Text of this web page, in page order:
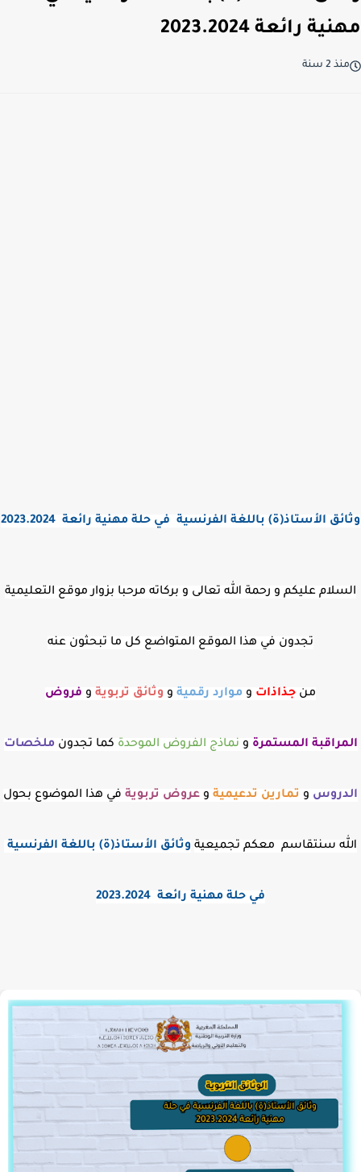
مهنية رائعة 2023.2024
منذ 2 سنة
وثائق الأستاذ(ة) باللغة الفرنسية في حلة مهنية رائعة 2023.2024
السلام عليكم و رحمة الله تعالى و بركاته مرحبا بزوار موقع التعليمية
تجدون في هذا الموقع المتواضع كل ما تبحثون عنه
من جذاذات و موارد رقمية و وثائق تربوية و فروض
المراقبة المستمرة و نماذج الفروض الموحدة كما تجدونملخصات
الدروس و تمارين تدعيمية و عروض تربوية في هذا الموضوع بحول
الله سنتقاسم معكم تجميعية وثائق الأستاذ(ة) باللغة الفرنسية
في حلة مهنية رائعة 2023.2024